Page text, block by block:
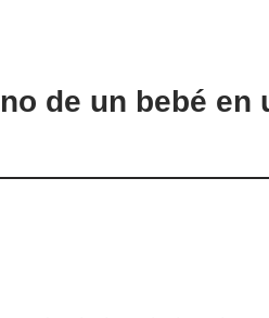
de un bebé en